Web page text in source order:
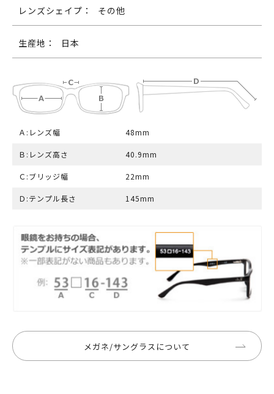
レンズシェイプ： その他
生産地： 日本
Ａ:レンズ幅 48mm
Ｂ:レンズ高さ 40.9mm
Ｃ:ブリッジ幅 22mm
Ｄ:テンプル長さ 145mm
メガネ/サングラスについて